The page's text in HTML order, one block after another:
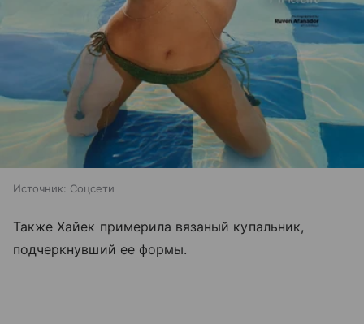
Источник: Соцсети
Также Хайек примерила вязаный купальник,
подчеркнувший ее формы.